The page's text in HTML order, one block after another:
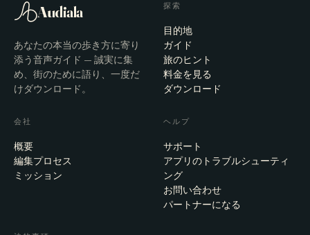
Audiala
あなたの本当の歩き方に寄り
添う音声ガイド — 誠実に集
め、街のために語り、一度だ
けダウンロード。
探索
目的地
ガイド
旅のヒント
料金を見る
ダウンロード
会社
概要
編集プロセス
ミッション
ヘルプ
サポート
アプリのトラブルシューティ
ング
お問い合わせ
パートナーになる